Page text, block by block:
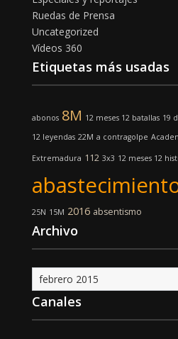
Ruedas de Prensa
Uncategorized
Vídeos 360
Etiquetas más usadas
abonos 8M 12 meses 12 batallas 19
12 leyendas 22M a contragolpe
Extremadura 112 3x3 12 meses 12
25N 15M 2016 absentismo
Archivo
Archivo
Canales